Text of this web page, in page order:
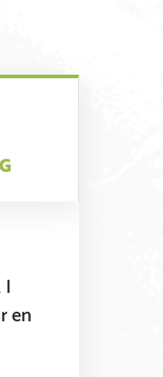
I
en